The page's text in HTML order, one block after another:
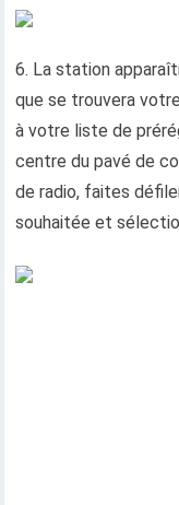
6. La station
que se trouvera
à votre liste de
centre du pavé de
de radio, faites
souhaitée et